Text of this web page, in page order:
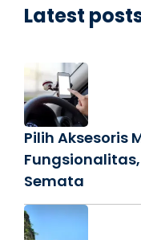
Latest
Pilih Aksesoris
Semata